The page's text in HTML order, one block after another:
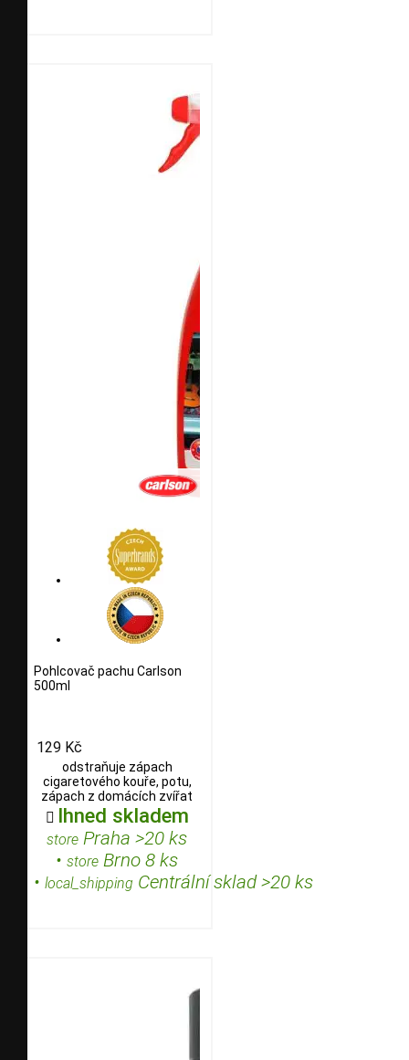
Pohlcovač pachu Carlson
500ml
129 Kč
odstraňuje zápach
cigaretového kouře, potu,
zápach z domácích zvířat
 Ihned skladem
store Praha >20 ks
• store Brno 8 ks
• local_shipping Centrální sklad >20 ks